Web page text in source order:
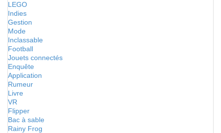
LEGO
Indies
Gestion
Mode
Inclassable
Football
Jouets connectés
Enquête
Application
Rumeur
Livre
VR
Flipper
Bac à sable
Rainy Frog